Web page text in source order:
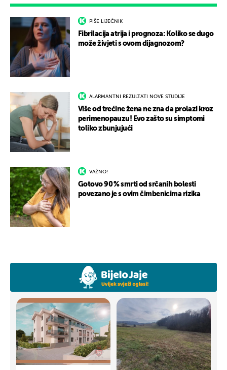
PIŠE LIJEČNIK
Fibrilacija atrija i prognoza: Koliko se dugo
može živjeti s ovom dijagnozom?
ALARMANTNI REZULTATI NOVE STUDIJE
Više od trećine žena ne zna da prolazi kroz
perimenopauzu! Evo zašto su simptomi
toliko zbunjujući
VAŽNO!
Gotovo 90 % smrti od srčanih bolesti
povezano je s ovim čimbenicima rizika